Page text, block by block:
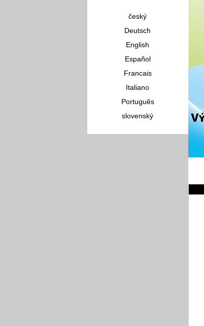
český
Deutsch
English
Español
Francais
Italiano
Português
slovenský